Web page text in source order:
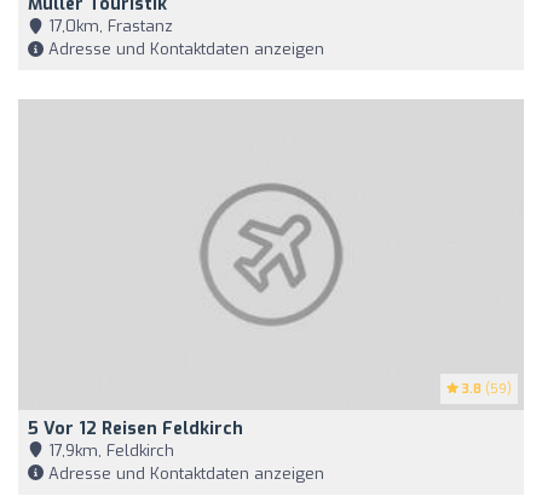
17,0km, Frastanz
Adresse und Kontaktdaten anzeigen
3.8 (59)
5 Vor 12 Reisen Feldkirch
17,9km, Feldkirch
Adresse und Kontaktdaten anzeigen